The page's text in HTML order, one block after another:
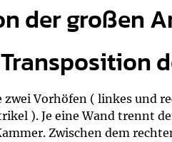
Kleinkinder
Schulkinder
Jugendliche
Kleinkind: U7 bis U9
Schulkind: U10 bis U11
Teenager: J1 bis J2
Impfen: Wann und
Was muss man
Impfreaktionen
Impfsicherheit
Giftnotruf
Hausapotheke
Sofortmaßnahmen
Notdienste
Sozialpädiatrie
Gesundheitsämter
Link-Tipps
Körpergrößen-
Blutdruckrechner
Wachstum-Rechner
Empfehlungen zum
der großen
zwei Vorhöfen ( linkes und
). Je eine Wand trennt
Zwischen dem